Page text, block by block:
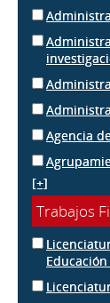
Agencia
[+]
Trabajos
Educación